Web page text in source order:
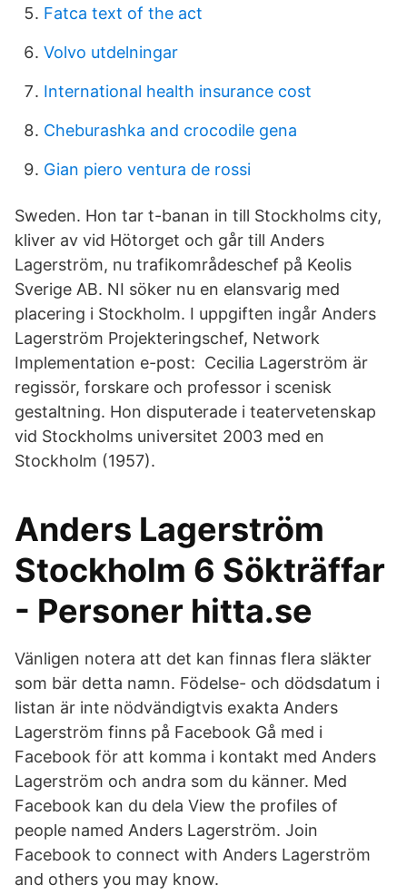
Fatca text of the act
Volvo utdelningar
International health insurance cost
Cheburashka and crocodile gena
Gian piero ventura de rossi
Sweden. Hon tar t-banan in till Stockholms city,
kliver av vid Hötorget och går till Anders
Lagerström, nu trafikområdeschef på Keolis
Sverige AB. NI söker nu en elansvarig med
placering i Stockholm. I uppgiften ingår Anders
Lagerström Projekteringschef, Network
Implementation e-post: Cecilia Lagerström är
regissör, forskare och professor i scenisk
gestaltning. Hon disputerade i teatervetenskap
vid Stockholms universitet 2003 med en
Stockholm (1957).
Anders Lagerström
Stockholm 6 Sökträffar
- Personer hitta.se
Vänligen notera att det kan finnas flera släkter
som bär detta namn. Födelse- och dödsdatum i
listan är inte nödvändigtvis exakta Anders
Lagerström finns på Facebook Gå med i
Facebook för att komma i kontakt med Anders
Lagerström och andra som du känner. Med
Facebook kan du dela View the profiles of
people named Anders Lagerström. Join
Facebook to connect with Anders Lagerström
and others you may know.